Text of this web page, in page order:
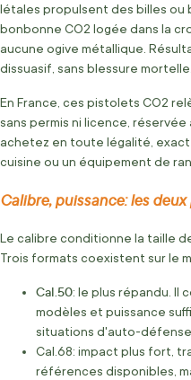
létales propulsent des billes ou
bonbonne CO2 logée dans la
aucune ogive métallique.
dissuasif, sans blessure mortelle.
En France, ces pistolets CO2
sans permis ni licence,
achetez en toute légalité,
cuisine ou un équipement de
Calibre, puissance: les
Le calibre conditionne la taille
Trois formats coexistent sur le
Cal.50: le plus répandu. Il
modèles et puissance
situations d'auto-
Cal.68: impact plus fort,
références disponibles,